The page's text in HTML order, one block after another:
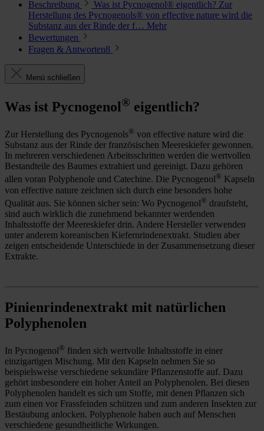
Beschreibung
Was ist Pycnogenol® eigentlich? Zur
Herstellung des Pycnogenols® von effective nature wird die
Substanz aus der Rinde der f… Mehr
Bewertungen
Fragen & Antworten8
Menü schließen
Was ist Pycnogenol® eigentlich?
Zur Herstellung des Pycnogenols® von effective nature wird die
Substanz aus der Rinde der französischen Meereskiefer gewonnen.
In mehreren verschiedenen Arbeitsschritten werden die wertvollen
Bestandteile des Baumes extrahiert und gereinigt. Dazu gehören
allen voran Polyphenole und Catechine. Die Pycnogenol® Kapseln
von effective nature zeichnen sich durch eine besonders hohe
Qualität aus. Sie können sicher sein: Wo Pycnogenol® draufsteht,
sind auch wirklich die zunehmend bekannter werdenden
Inhaltsstoffe der Meereskiefer drin. Andere Hersteller verwenden
unter anderem koreanischen Kiefernrindenextrakt. Studien aber
zeigen entscheidende Unterschiede in der Zusammensetzung dieser
Extrakte.
Pinienrindenextrakt mit natürlichen
Polyphenolen
In Pycnogenol® finden sich wertvolle Inhaltsstoffe in einer
einzigartigen Mischung. Mit den Kapseln nehmen Sie so
beispielsweise verschiedene sekundäre Pflanzenstoffe auf. Dazu
gehört insbesondere ein hoher Anteil an Polyphenolen. Bei diesen
Polyphenolen handelt es sich um Stoffe, mit denen Pflanzen sich
zum einen vor Frassfeinden schützen und zum anderen Insekten zur
Bestäubung anlocken. Polyphenole haben auch auf Menschen
verschiedene gesundheitliche Wirkungen.